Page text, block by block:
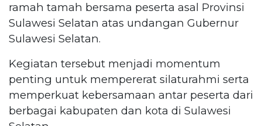
ramah tamah bersama peserta asal Provinsi
Sulawesi Selatan atas undangan Gubernur
Sulawesi Selatan.
Kegiatan tersebut menjadi momentum
penting untuk mempererat silaturahmi serta
memperkuat kebersamaan antar peserta dari
berbagai kabupaten dan kota di Sulawesi